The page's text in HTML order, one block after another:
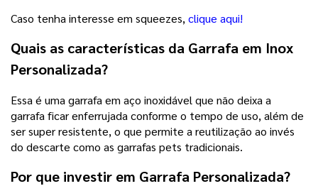
Caso tenha interesse em squeezes, clique aqui!
Quais as características da Garrafa em Inox
Personalizada?
Essa é uma garrafa em aço inoxidável que não deixa a
garrafa ficar enferrujada conforme o tempo de uso, além de
ser super resistente, o que permite a reutilização ao invés
do descarte como as garrafas pets tradicionais.
Por que investir em Garrafa Personalizada?